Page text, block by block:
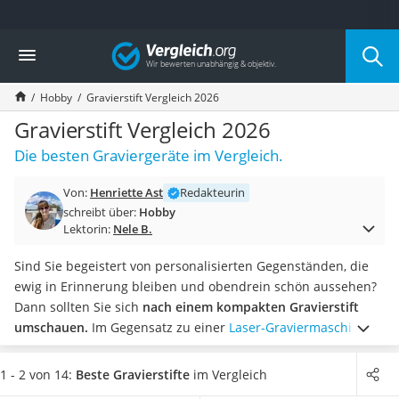
Die beliebtesten Vergleiche nach Kategorie
Freizeit & Sport
Gartentrampolin
Trampolin
Metalldetektor
Eufab-Fahrradträger
Trampolin 366 cm
Aluminium-Koffer
Futterboot
E-Bike-Dreirad
Trekkingschuhe Herren
Reisetasche mit Rollen
Klimmzugstation
Koffer
Nachtsichtgerät
Vergleich
Hobby Gravierstift Vergleich 2026
Gravierstift Vergleich 2026
Die besten Graviergeräte im Vergleich.
Von: Henriette Ast
Redakteurin
schreibt über: Hobby
Lektorin: Nele B.
Sind Sie begeistert von personalisierten Gegenständen, die
ewig in Erinnerung bleiben und obendrein schön aussehen?
Dann sollten Sie sich nach einem kompakten Gravierstift
umschauen. Im Gegensatz zu einer Laser-Graviermaschine
eignet sich ein handlicher Gravierstift problemlos für den
privaten Gebrauch in den eigenen vier Wänden. Sie sollten
1 - 2 von 14: Beste Gravierstifte im Vergleich